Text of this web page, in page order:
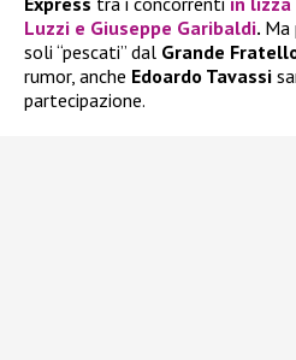
Luzzi e Giuseppe Garibaldi. Ma
soli “pescati” dal Grande
rumor, anche Edoardo Tavassi
partecipazione.